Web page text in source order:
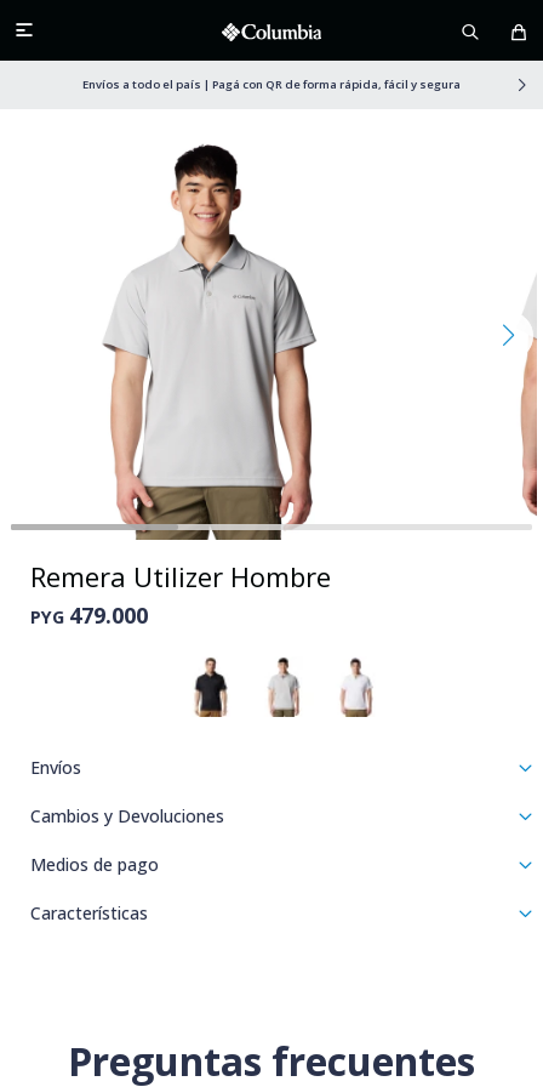

Envíos a todo el país | Pagá con QR de forma rápida, fácil y segura
Remera Utilizer Hombre
PYG 479.000
Envíos
Cambios y Devoluciones
Medios de pago
Características
Preguntas frecuentes